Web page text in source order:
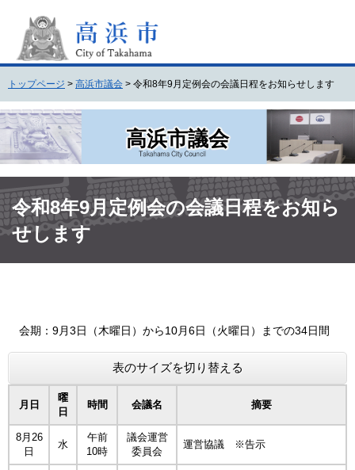
頭
で
す
。
飛
ば
し
て
本
文
へ
トップページ > 高浜市議会 > 令和8年9月定例会の会議日程をお知らせします
高浜市議会
文令和8年9月定例会の会議日程をお知ら
せします
会期：9月3日（木曜日）から10月6日（火曜日）までの34日間
表のサイズを切り替える
月日
曜
日
時間 会議名 摘要
8月26
日
水
午前
10時
議会運営
委員会
運営協議 ※告示